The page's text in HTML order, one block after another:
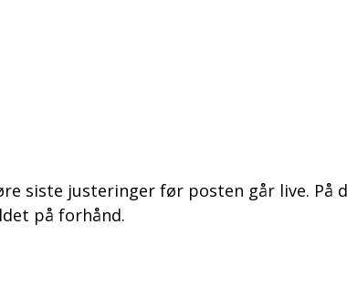
siste justeringer før posten går live. På
på forhånd.